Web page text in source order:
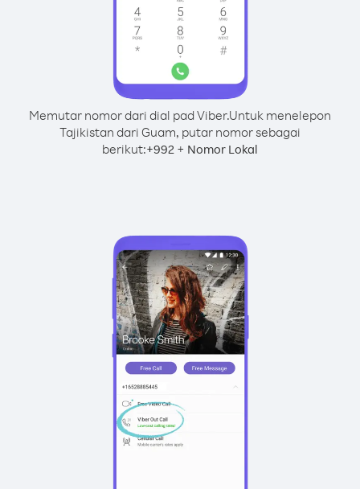
Memutar nomor dari dial pad Viber.Untuk menelepon
Tajikistan dari Guam, putar nomor sebagai
berikut:+992 + Nomor Lokal